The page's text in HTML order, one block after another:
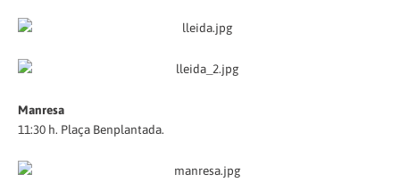
Manresa
11:30 h. Plaça Benplantada.